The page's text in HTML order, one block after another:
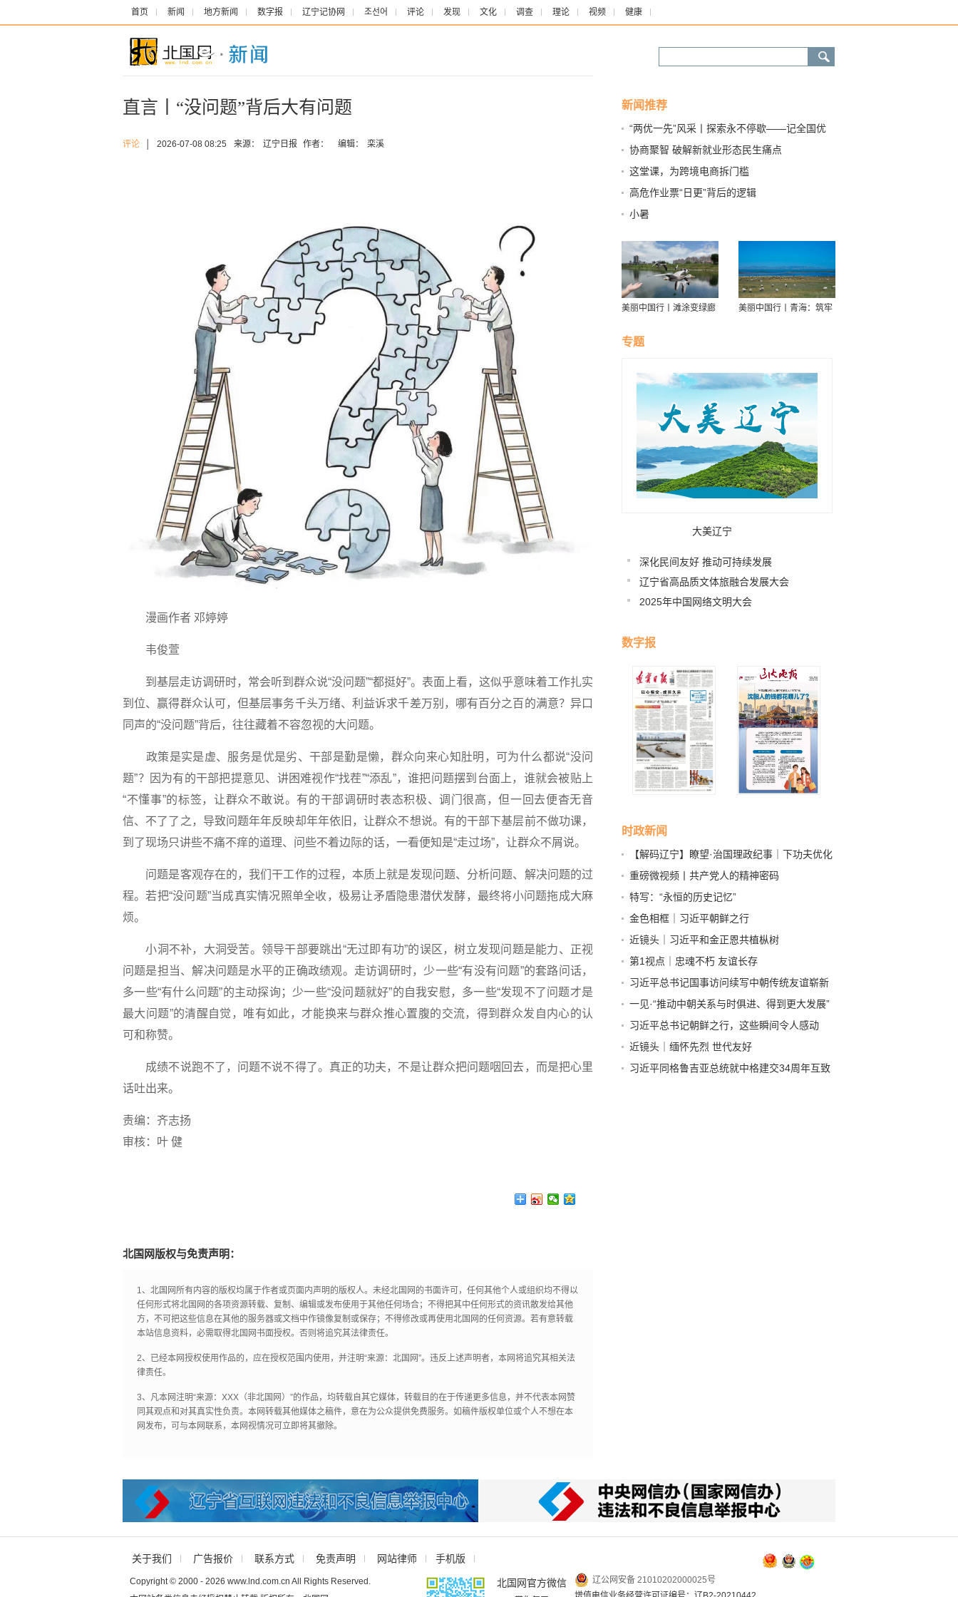
首页 新闻 地方新闻 数字报 辽宁记协网 조선어 评论 发现 文化 调查 理论 视频 健康
直言丨“没问题”背后大有问题
评论 2026-07-08 08:25 来源： 辽宁日报 作者： 编辑： 栾溪
漫画作者 邓婷婷
韦俊萱
到基层走访调研时，常会听到群众说“没问题”“都挺好”。表面上看，这似乎意味着工作扎实
到位、赢得群众认可，但基层事务千头万绪、利益诉求千差万别，哪有百分之百的满意？异口
同声的“没问题”背后，往往藏着不容忽视的大问题。
政策是实是虚、服务是优是劣、干部是勤是懒，群众向来心知肚明，可为什么都说“没问
题”？因为有的干部把提意见、讲困难视作“找茬”“添乱”，谁把问题摆到台面上，谁就会被贴上
“不懂事”的标签，让群众不敢说。有的干部调研时表态积极、调门很高，但一回去便杳无音
信、不了了之，导致问题年年反映却年年依旧，让群众不想说。有的干部下基层前不做功课，
到了现场只讲些不痛不痒的道理、问些不着边际的话，一看便知是“走过场”，让群众不屑说。
问题是客观存在的，我们干工作的过程，本质上就是发现问题、分析问题、解决问题的过
程。若把“没问题”当成真实情况照单全收，极易让矛盾隐患潜伏发酵，最终将小问题拖成大麻
烦。
小洞不补，大洞受苦。领导干部要跳出“无过即有功”的误区，树立发现问题是能力、正视
问题是担当、解决问题是水平的正确政绩观。走访调研时，少一些“有没有问题”的套路问话，
多一些“有什么问题”的主动探询；少一些“没问题就好”的自我安慰，多一些“发现不了问题才是
最大问题”的清醒自觉，唯有如此，才能换来与群众推心置腹的交流，得到群众发自内心的认
可和称赞。
成绩不说跑不了，问题不说不得了。真正的功夫，不是让群众把问题咽回去，而是把心里
话吐出来。
责编：齐志扬
审核：叶 健
北国网版权与免责声明：
1、北国网所有内容的版权均属于作者或页面内声明的版权人。未经北国网的书面许可，任何其他个人或组织均不得以
任何形式将北国网的各项资源转载、复制、编辑或发布使用于其他任何场合；不得把其中任何形式的资讯散发给其他
方，不可把这些信息在其他的服务器或文档中作镜像复制或保存；不得修改或再使用北国网的任何资源。若有意转载
本站信息资料，必需取得北国网书面授权。否则将追究其法律责任。
2、已经本网授权使用作品的，应在授权范围内使用，并注明“来源：北国网”。违反上述声明者，本网将追究其相关法
律责任。
3、凡本网注明“来源：XXX（非北国网）”的作品，均转载自其它媒体，转载目的在于传递更多信息，并不代表本网赞
同其观点和对其真实性负责。本网转载其他媒体之稿件，意在为公众提供免费服务。如稿件版权单位或个人不想在本
网发布，可与本网联系，本网视情况可立即将其撤除。
新闻推荐
“两优一先”风采丨探索永不停歇——记全国优
秀共产党员、航空工业沈飞高级工程师姚志成
协商聚智 破解新就业形态民生痛点
这堂课，为跨境电商拆门槛
高危作业票“日更”背后的逻辑
小暑
美丽中国行丨滩涂变绿廊
生态走廊
美丽中国行丨青海：筑牢
专题
大美辽宁
深化民间友好 推动可持续发展
辽宁省高品质文体旅融合发展大会
2025年中国网络文明大会
数字报
时政新闻
【解码辽宁】瞭望·治国理政纪事｜下功夫优化
营商环境
重磅微视频丨共产党人的精神密码
特写：“永恒的历史记忆”
金色相框｜习近平朝鲜之行
近镜头｜习近平和金正恩共植枞树
第1视点｜忠魂不朽 友谊长存
习近平总书记国事访问续写中朝传统友谊崭新
篇章
一见·“推动中朝关系与时俱进、得到更大发展”
习近平总书记朝鲜之行，这些瞬间令人感动
近镜头｜缅怀先烈 世代友好
习近平同格鲁吉亚总统就中格建交34周年互致
关于我们 广告报价 联系方式 免责声明 网站律师 手机版
Copyright © 2000 - 2026 www.lnd.com.cn All Rights Reserved.
北国网官方微信
辽公网安备 21010202000025号